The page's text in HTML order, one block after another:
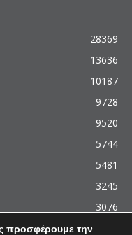
28369
13636
10187
9728
9520
5744
5481
3245
3076
προσφέρουμε την